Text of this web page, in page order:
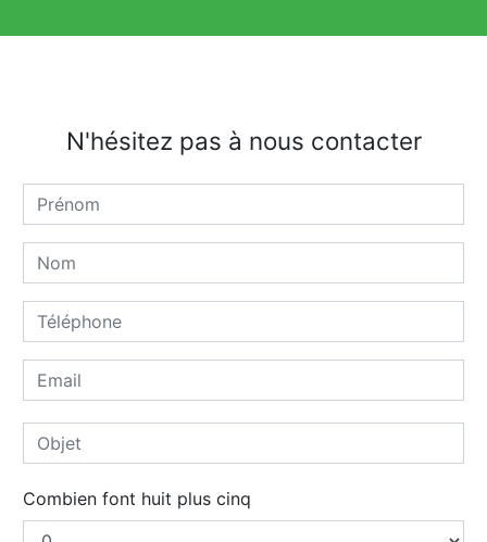
N'hésitez pas à nous contacter
Combien font huit plus cinq